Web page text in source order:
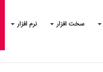
سخت افزار نرم افزار